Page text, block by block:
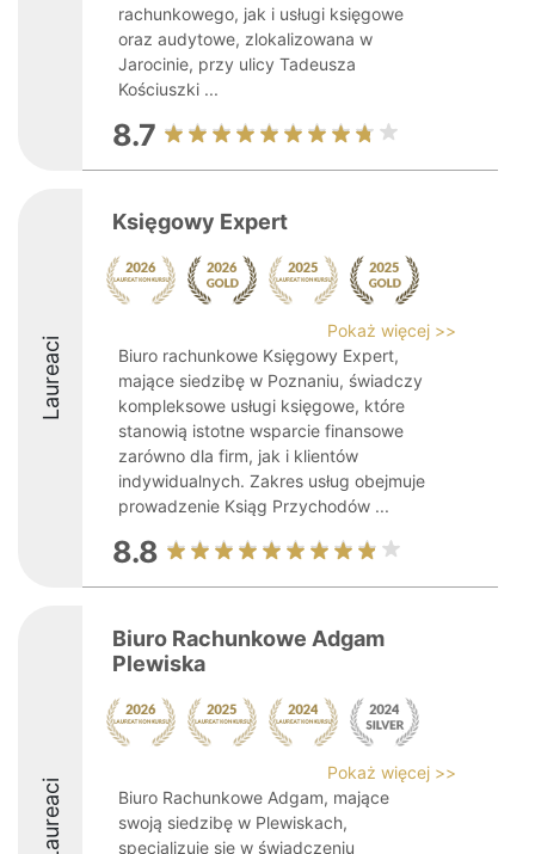
rachunkowego, jak i usługi księgowe
oraz audytowe, zlokalizowana w
Jarocinie, przy ulicy Tadeusza
Kościuszki ...
8.7
Laureaci
Księgowy Expert
Pokaż więcej >>
Biuro rachunkowe Księgowy Expert,
mające siedzibę w Poznaniu, świadczy
kompleksowe usługi księgowe, które
stanowią istotne wsparcie finansowe
zarówno dla firm, jak i klientów
indywidualnych. Zakres usług obejmuje
prowadzenie Ksiąg Przychodów ...
8.8
Laureaci
Biuro Rachunkowe Adgam
Plewiska
Pokaż więcej >>
Biuro Rachunkowe Adgam, mające
swoją siedzibę w Plewiskach,
specjalizuje się w świadczeniu